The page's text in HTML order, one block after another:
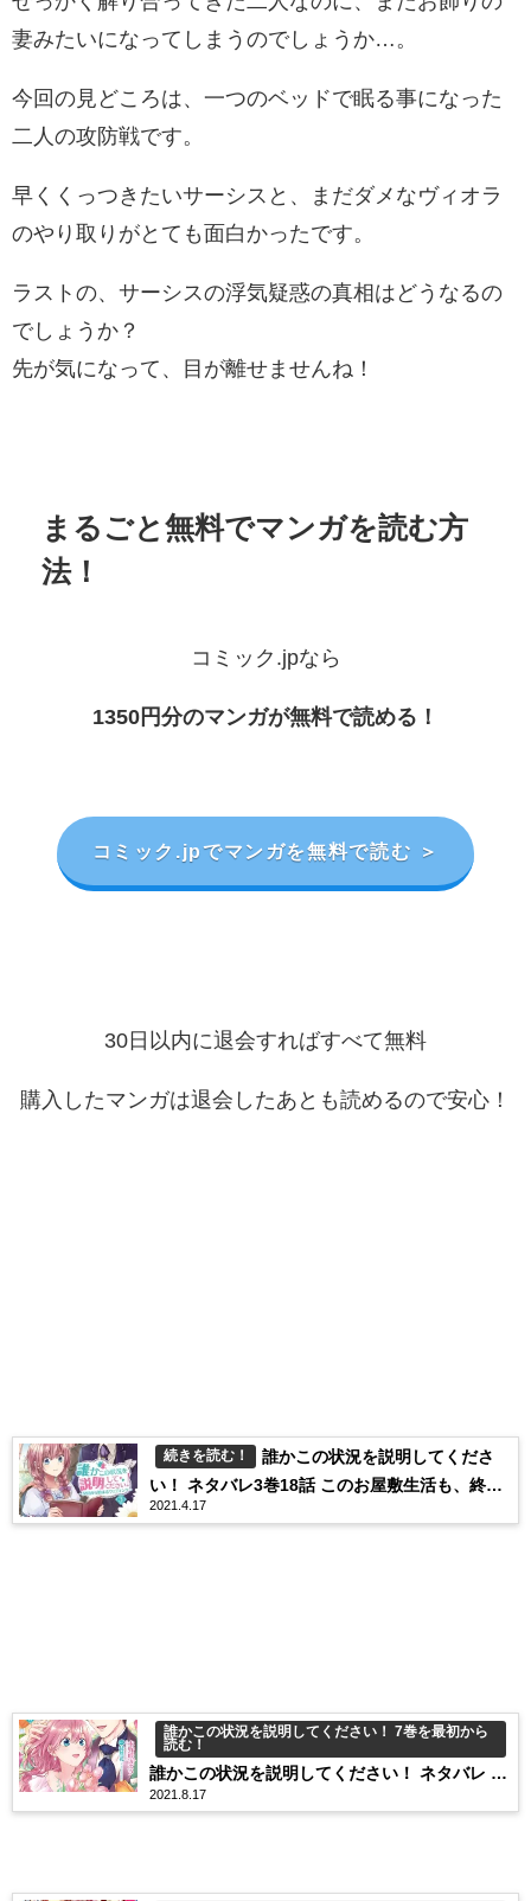
妻みたいになってしまうのでしょうか…。
今回の見どころは、一つのベッドで眠る事になった
二人の攻防戦です。
早くくっつきたいサーシスと、まだダメなヴィオラ
のやり取りがとても面白かったです。
ラストの、サーシスの浮気疑惑の真相はどうなるの
でしょうか？
先が気になって、目が離せませんね！
まるごと無料でマンガを読む方
法！
コミック.jpなら
1350円分のマンガが無料で読める！
コミック.jpでマンガを無料で読む ＞
30日以内に退会すればすべて無料
購入したマンガは退会したあとも読めるので安心！
続きを読む！
誰かこの状況を説明してくださ
い！ ネタバレ3巻18話 このお屋敷生活も、終わ
ってしまうのでしょうか…。
2021.4.17
誰かこの状況を説明してください！ 7巻を最初から
読む！
誰かこの状況を説明してください！ ネタバレ 最
新話7巻39話 ゆっくり育っていた、ヴィオラの
2021.8.17